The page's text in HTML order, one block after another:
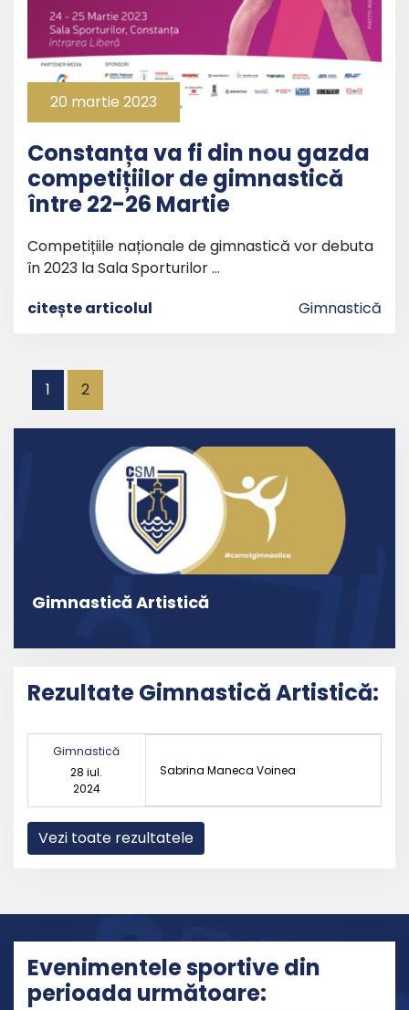
20 martie 2023
Constanța va fi din nou gazda
competițiilor de gimnastică
între 22-26 Martie
Competițiile naționale de gimnastică vor debuta
în 2023 la Sala Sporturilor …
citește articolul
Gimnastică
Paginație
articole
1 2
Gimnastică Artistică
Rezultate Gimnastică Artistică:
Gimnastică
28 iul.
2024
Sabrina Maneca Voinea
Vezi toate rezultatele
Evenimentele sportive din
perioada următoare: